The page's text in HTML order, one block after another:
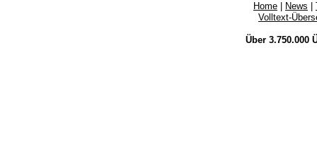
Home News
Volltext-
Über 3.750.000